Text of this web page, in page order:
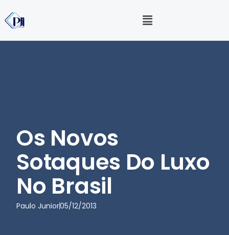
Os Novos
Sotaques Do Luxo
No Brasil
Paulo Junior05/12/2013